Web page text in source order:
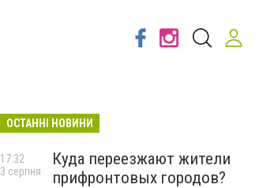
ОСТАННІ НОВИНИ
Куда переезжают жители
прифронтовых городов?
17:32
3 серпня